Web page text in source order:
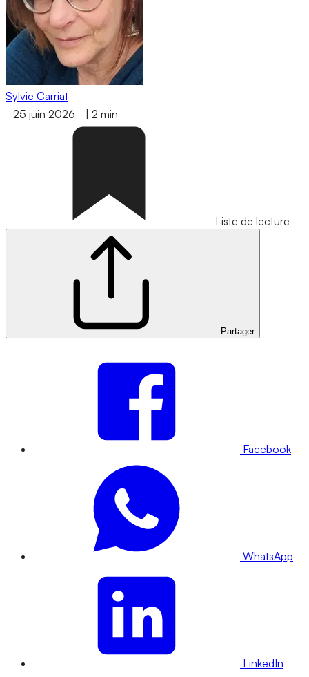
Sylvie Carriat
- 25 juin 2026 - 2 min
Liste de lecture
Partager
Facebook
WhatsApp
LinkedIn